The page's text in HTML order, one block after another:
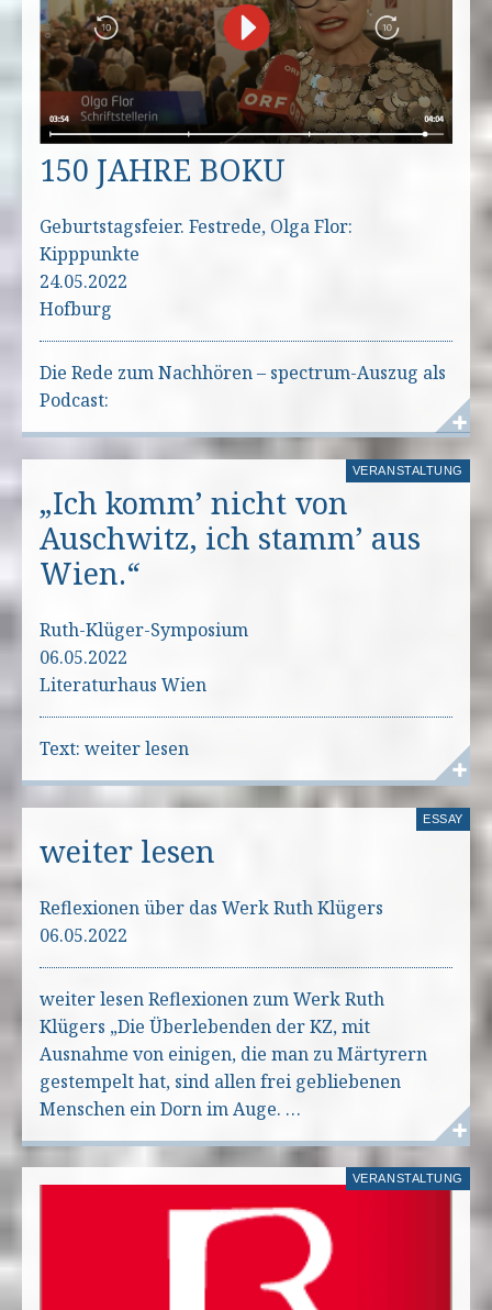
150 JAHRE BOKU
Geburtstagsfeier. Festrede, Olga Flor:
Kipppunkte
24.05.2022
Hofburg
Die Rede zum Nachhören – spectrum-Auszug als
Podcast:
VERANSTALTUNG
„Ich komm’ nicht von
Auschwitz, ich stamm’ aus
Wien.“
Ruth-Klüger-Symposium
06.05.2022
Literaturhaus Wien
Text: weiter lesen
ESSAY
weiter lesen
Reflexionen über das Werk Ruth Klügers
06.05.2022
weiter lesen Reflexionen zum Werk Ruth
Klügers „Die Überlebenden der KZ, mit
Ausnahme von einigen, die man zu Märtyrern
gestempelt hat, sind allen frei gebliebenen
Menschen ein Dorn im Auge. …
VERANSTALTUNG